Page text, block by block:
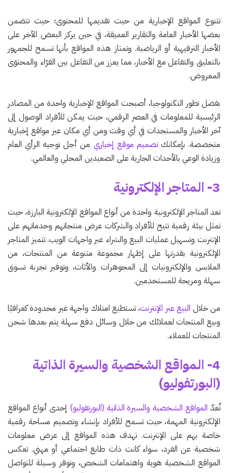
تتنوع المواقع الإخبارية من حيث تقديمها للمحتوى؛ حيث تتضمن
بعضها الأخبار العامة والتقارير العميقة، في حين يركز البعض الآخر على
الأخبار الترفيهية أو الرياضية. وتمتاز هذه المواقع بأنها تسمح للجمهور
بالتعليق والتفاعل مع الأخبار، مما يعزز من التفاعل بين القرّاء والمحتوَى
المعروض.
بفضل تطور التكنولوجيا، أصبحت المواقع الإخبارية واحدة من المصادر
الرئيسية للمعلومات في العصر الرقمي، حيث يمكن للأفراد الوصول إلى
آخر الأخبار والمستجدات في أي وقت ومن أي مكان عبر مواقع إخبارية
متخصصة. بإمكانكتصميم موقع إخباري من أجل توجيه الرأي العام
وزيادة الوعي بالأحداث الجارية على الصعيدين المحلي والعالمي.
3- المتاجر الإلكترونية
تعد المتاجر الإلكترونية واحدة من أنواع المواقع الإلكترونية البارزة، حيث
تمثل بيئة رقمية تتيح للأفراد والشركات عرض منتجاتهم وخدماتهم على
الإنترنت وتسهيل عمليات البيع والشراء عبر واجهات الويب. تتميز المتاجر
الإلكترونية بقدرتها على إظهار مجموعة متنوعة من المنتجات، من
الملابس والإلكترونيات إلى المجوهرات والأثاث، وتوفير تجربة تسوق
سهلة ومريحة للمستخدمين.
من خلال البيع عبر الإنترنت، تستطيع امتلاك واجهة غير محدودة كغرافيًا
وبيع المنتجات لعملائك من خلال وسائل دفع سهلة يتم بعدها شحن
المنتجات للعملاء.
4- المواقع الشخصية والسيرة الذاتية
(البورتفوليو)
تُعدّ المواقع الشخصية والسيرة الذاتية (البورتفوليو) إحدى أنواع المواقع
الإلكترونية المهمة، حيث تسمح للأفراد بإنشاء وتصميم مساحة رقمية
خاصة بهم على الإنترنت. تهدف هذه المواقع إلى عرض معلومات
شخصية عن الفرد، سواء كانت ذات طابع اجتماعي أو مهني. تعكس
المواقع الشخصية هوية واهتمامات الشخص، وتوفر وسيلة للتواصل